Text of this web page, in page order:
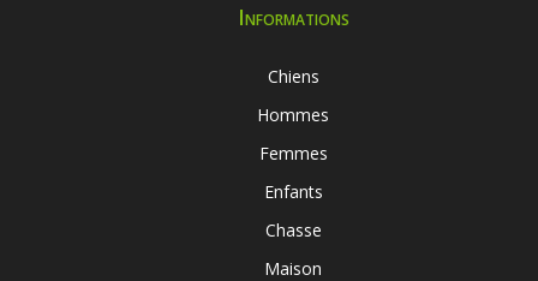
Informations
Chiens
Hommes
Femmes
Enfants
Chasse
Maison